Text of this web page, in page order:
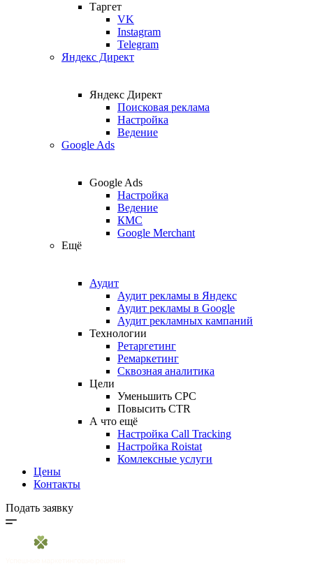
Таргет
VK
Instagram
Telegram
Яндекс Директ
Яндекс Директ
Поисковая реклама
Настройка
Ведение
Google Ads
Google Ads
Настройка
Ведение
КМС
Google Merchant
Ещё
Аудит
Аудит рекламы в Яндекс
Аудит рекламы в Google
Аудит рекламных кампаний
Технологии
Ретаргетинг
Ремаркетинг
Сквозная аналитика
Цели
Уменьшить CPC
Повысить CTR
А что ещё
Настройка Call Tracking
Настройка Roistat
Комлексные услуги
Цены
Контакты
Подать заявку